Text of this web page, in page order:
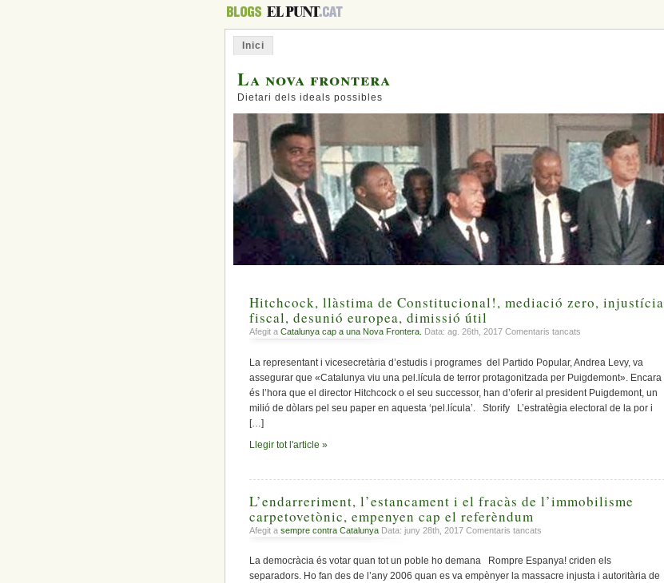
Inici
La nova frontera
Dietari dels ideals possibles
Hitchcock, llàstima de Constitucional!, mediació zero, injustícia
fiscal, desunió europea, dimissió útil
Afegit a Catalunya cap a una Nova Frontera. Data: ag. 26th, 2017 Comentaris tancats
llàstima
Constitucional!,
mediació
zero,
dimissió
La representant i vicesecretària d’estudis i programes del Partido Popular, Andrea Levy, va
assegurar que «Catalunya viu una pel.lícula de terror protagonitzada per Puigdemont». Encara
és l’hora que el director Hitchcock o el seu successor, han d’oferir al president Puigdemont, un
milió de dòlars pel seu paper en aquesta ‘pel.lícula’. Storify L’estratègia electoral de la por i
[…]
Llegir tot l'article »
L’endarreriment, l’estancament i el fracàs de l’immobilisme
carpetovetònic, empenyen cap el referèndum
Afegit a sempre contra Catalunya Data: juny 28th, 2017 Comentaris tancats
l’estancament
La democràcia és votar quan tot un poble ho demana Rompre Espanya! criden els
separadors. Ho fan des de l’any 2006 quan es va empènyer la massacre injusta i autoritària de